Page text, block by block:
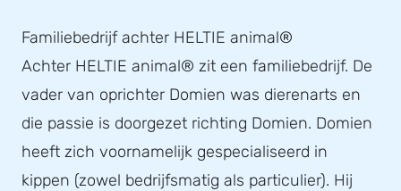
Familiebedrijf achter HELTIE animal®
Achter HELTIE animal® zit een familiebedrijf. De
vader van oprichter Domien was dierenarts en
die passie is doorgezet richting Domien. Domien
heeft zich voornamelijk gespecialiseerd in
kippen (zowel bedrijfsmatig als particulier). Hij